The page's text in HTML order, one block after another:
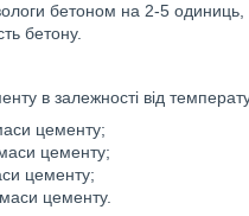
бетоном на 2-5 одиниць,
бетону.
в залежності від
цементу;
цементу;
цементу;
цементу.